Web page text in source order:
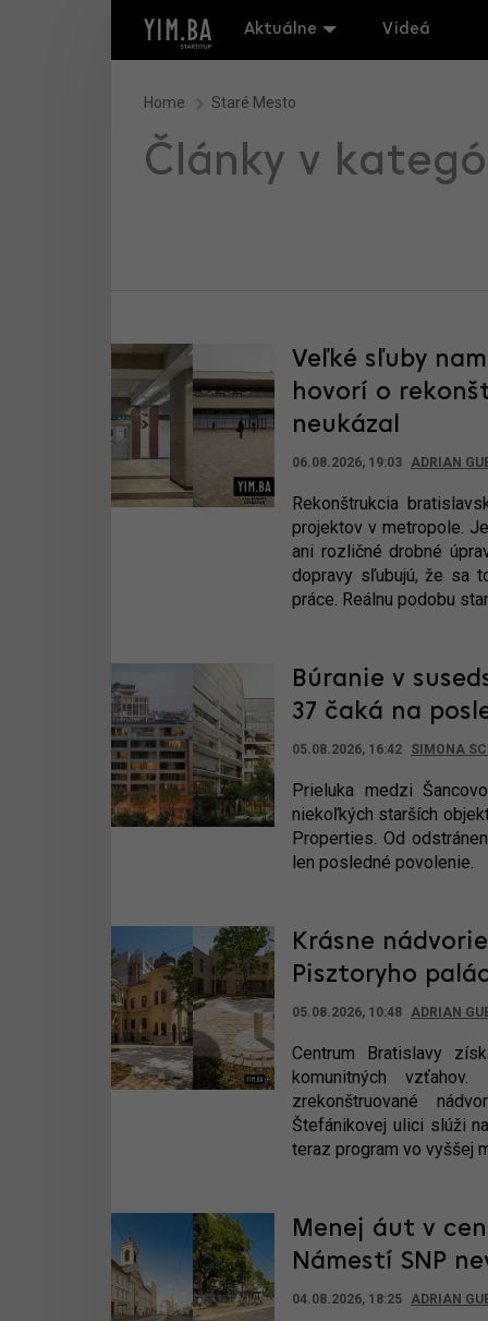
Aktuálne Videá
Home Staré Mesto
Články v
Veľké sľuby
hovorí o
neukázal
06.08.2026, 19:03 ADRIAN
Rekonštrukcia
projektov v metropole.
ani rozličné drobné
dopravy sľubujú, že sa
práce. Reálnu podobu
Búranie v
37 čaká na
05.08.2026, 16:42 SIMONA
Prieluka medzi
niekoľkých starších
Properties. Od
len posledné povolenie.
Krásne
Pisztoryho
05.08.2026, 10:48 ADRIAN
Centrum Bratislavy
komunitných
zrekonštruované
Štefánikovej ulici slúži
teraz program vo vyššej
Menej áut v
Námestí SNP
04.08.2026, 18:25 ADRIAN